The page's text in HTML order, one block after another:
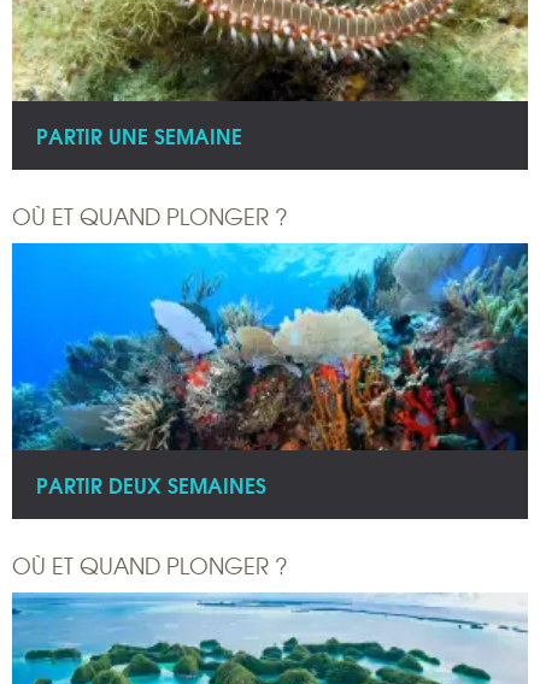
PARTIR UNE SEMAINE
OÙ ET QUAND PLONGER ?
PARTIR DEUX SEMAINES
OÙ ET QUAND PLONGER ?